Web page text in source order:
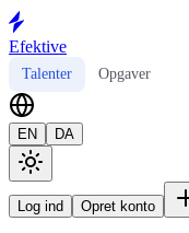
Efektive
Talenter Opgaver
EN DA
Log ind Opret konto